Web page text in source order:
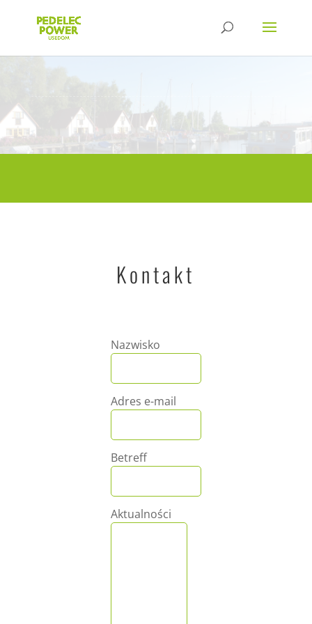
Kontakt
Nazwisko
Adres e-mail
Betreff
Aktualności